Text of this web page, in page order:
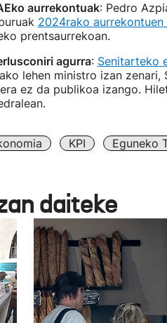
aurrekontuak: Pedro
2024rako
prentsaurrekoan.
agurra: Senitarteko
lehen ministro izan
ez da publikoa izango.
KPI Eguneko
daiteke